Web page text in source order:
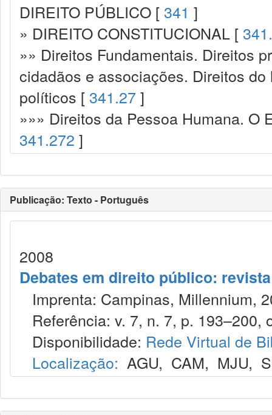
DIREITO PÚBLICO [ 341 ]
» DIREITO CONSTITUCIONAL [
»» Direitos Fundamentais. Direitos
cidadãos e associações. Direitos
políticos [ 341.27 ]
»»» Direitos da Pessoa Humana.
341.272 ]
Publicação: Texto - Português
2008
Debates em direito público:
Imprenta: Campinas, Millennium,
Referência: v. 7, n. 7, p. 193–200,
Disponibilidade: Rede Virtual de
Localização: AGU, CAM, MJU,